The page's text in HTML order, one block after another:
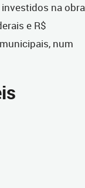
na obra
e R$
num